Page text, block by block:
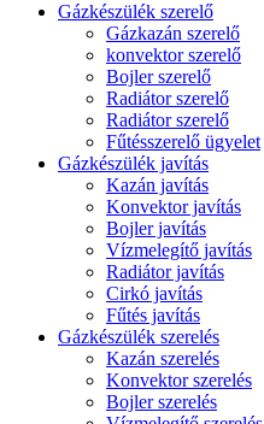
Gázkészülék szerelő
Gázkazán szerelő
konvektor szerelő
Bojler szerelő
Radiátor szerelő
Radiátor szerelő
Fűtésszerelő ügyelet
Gázkészülék javítás
Kazán javítás
Konvektor javítás
Bojler javítás
Vízmelegítő javítás
Radiátor javítás
Cirkó javítás
Fűtés javítás
Gázkészülék szerelés
Kazán szerelés
Konvektor szerelés
Bojler szerelés